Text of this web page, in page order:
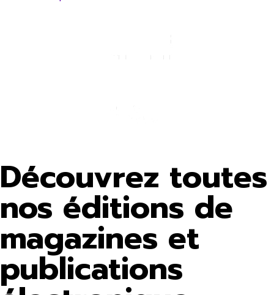
Découvrez toutes
nos éditions de
magazines et
publications